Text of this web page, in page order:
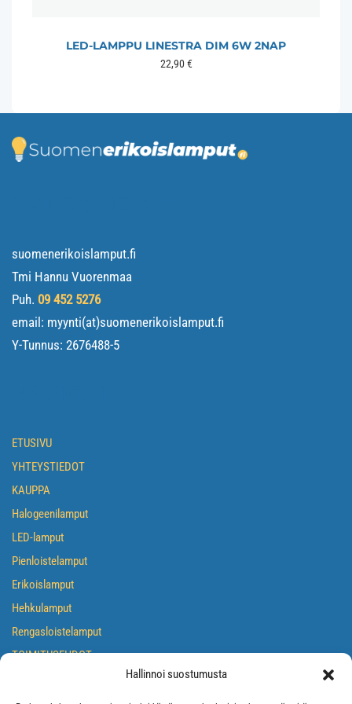
Hallinnoi suostumusta
LED-LAMPPU LINESTRA DIM 6W 2NAP
22,90€
suomenerikoislamput.fi
Tmi Hannu Vuorenmaa
Puh. 09 452 5276
email: myynti(at)suomenerikoislamput.fi
Y-Tunnus: 2676488-5
ETUSIVU
YHTEYSTIEDOT
KAUPPA
Halogeenilamput
LED-lamput
Pienloistelamput
Erikoislamput
Hehkulamput
Rengasloistelamput
TOIMITUSEHDOT